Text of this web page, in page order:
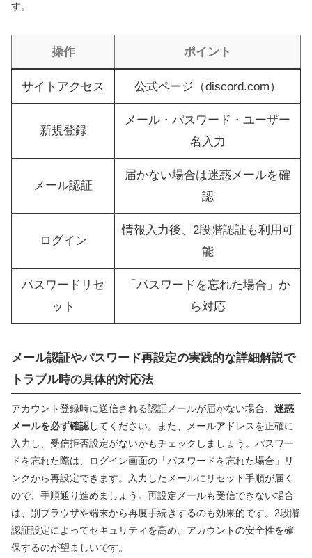
す。
操作 ポイント
サイトアクセス 公式ページ（discord.com）
新規登録
メール・パスワード・ユーザー
名入力
メール認証
届かない場合は迷惑メールを確
認
ログイン
情報入力後、2段階認証も利用可
能
パスワードリセ
ット
「パスワードを忘れた場合」か
ら対応
メール認証やパスワード再設定の実践的な詳細解説で
トラブル時の具体的対応法
アカウント登録時に送信される認証メールが届かない場合、 迷惑
メールを必ず確認してください。また、メールアドレスを正確に
入力し、受信拒否設定がないかもチェックしましょう。パスワー
ドを忘れた際は、ログイン画面の「パスワードを忘れた場合」リ
ンクから再設定できます。入力したメールにリセット手順が届く
ので、手順通り進めましょう。再設定メールも受信できない場合
は、別ブラウザや端末から再度手続きするのも効果的です。2段階
認証設定によってセキュリティを高め、アカウントの安全性を確
保するのが望ましいです。